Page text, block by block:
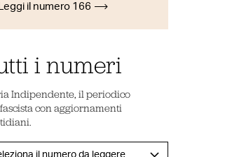
Leggi il numero 166
i numeri
Indipendente, il periodico
con aggiornamenti